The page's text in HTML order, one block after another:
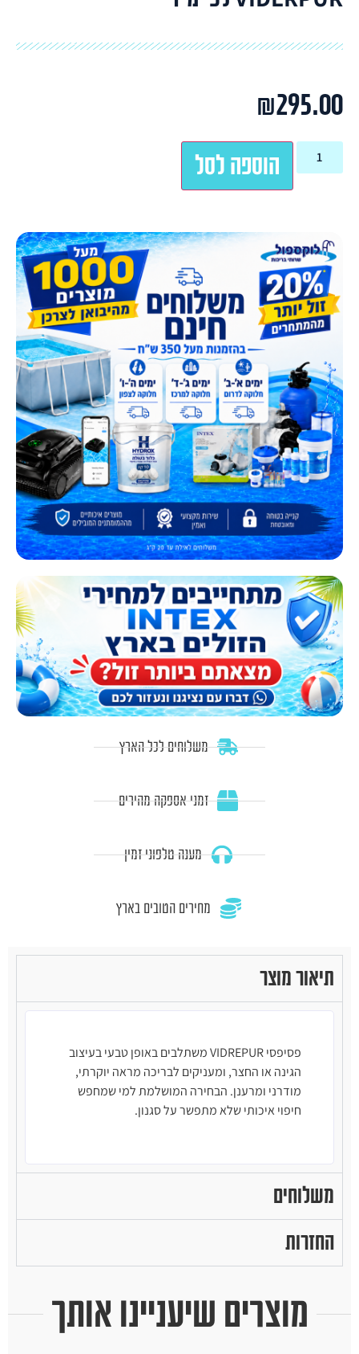
₪295.00
הוספה לסל
משלוחים לכל הארץ
זמני אספקה מהירים
מענה טלפוני זמין
מחירים הטובים בארץ
תיאור מוצר
פסיפסי VIDREPUR משתלבים באופן טבעי בעיצוב
הגינה או החצר, ומעניקים לבריכה מראה יוקרתי,
מודרני ומרענן. הבחירה המושלמת למי שמחפש
חיפוי איכותי שלא מתפשר על סגנון.
משלוחים
החזרות
מוצרים שיעניינו אותך